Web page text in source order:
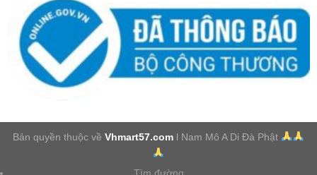
Bản quyền thuộc vềVhmart57.com l Nam Mô A Di Đà Phật
Tìm đường